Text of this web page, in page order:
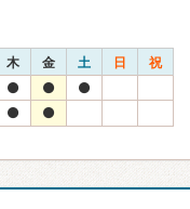
木 金 土 日 祝